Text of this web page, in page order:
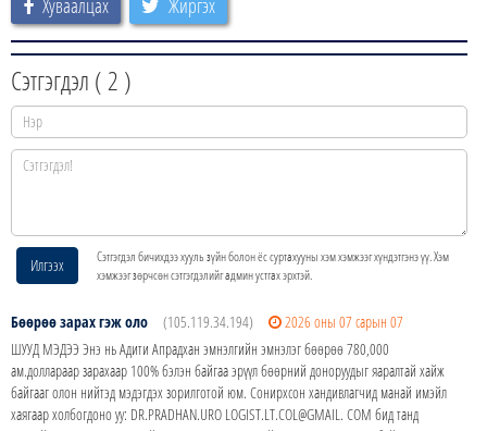
Хуваалцах Жиргэх
Сэтгэгдэл (2 )
Илгээх
Сэтгэгдэл бичихдээ хууль зүйн болон ёс суртахууны хэм хэмжээг хүндэтгэнэ үү. Хэм
хэмжээг зөрчсөн сэтгэгдэлийг админ устгах эрхтэй.
Бөөрөө зарах гэж оло (105.119.34.194)
2026 оны 07 сарын 07
ШУУД МЭДЭЭ Энэ нь Адити Апрадхан эмнэлгийн эмнэлэг бөөрөө 780,000
ам.доллараар зарахаар 100% бэлэн байгаа эрүүл бөөрний доноруудыг яаралтай хайж
байгааг олон нийтэд мэдэгдэх зорилготой юм. Сонирхсон хандивлагчид манай имэйл
хаягаар холбогдоно уу: DR.PRADHAN.URO LOGIST.LT.COL@GMAIL. COM бид танд